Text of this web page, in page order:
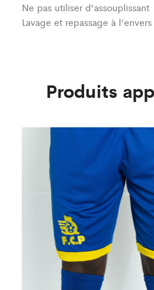
Ne pas utiliser d’assouplissant
Lavage et repassage à l’envers
Produits